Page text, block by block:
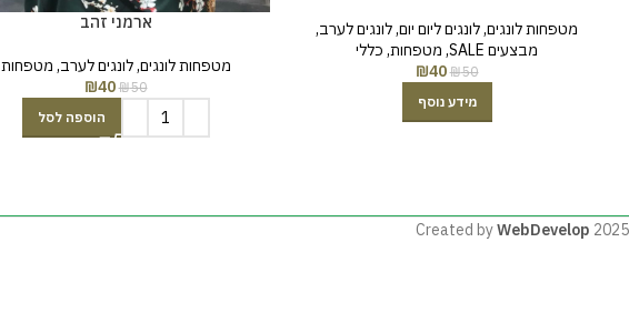
מטפחות לונגים,לונגים ליום יום,לונגים לערב,
מבצעים SALE
, מטפחות, כללי
₪50
₪40
מידע נוסף
ארמני זהב
מטפחות לונגים,לונגים לערב, מטפחות
₪50
₪40
הוספה לסל
Created byWebDevelop 2025